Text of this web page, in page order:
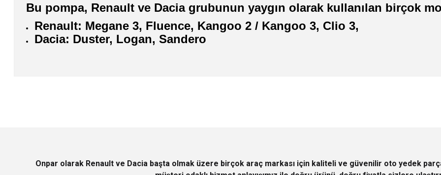
Bu pompa, Renault ve Dacia grubunun yaygın olarak kullanılan birçok
Renault: Megane 3, Fluence, Kangoo 2 / Kangoo 3, Clio 3,
Dacia: Duster, Logan, Sandero
Onpar olarak Renault ve Dacia başta olmak üzere birçok araç markası için kaliteli ve güvenilir oto yedek